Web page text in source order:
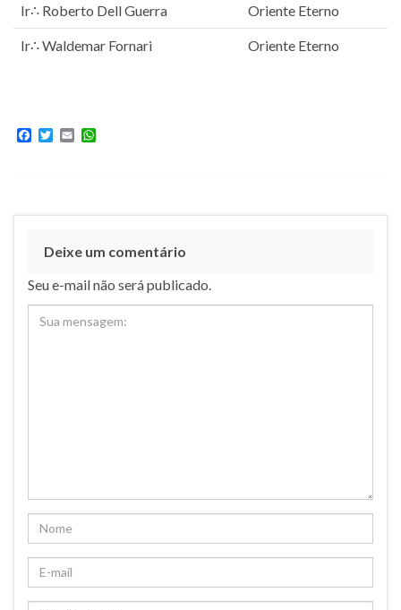
Ir∴ Roberto Dell Guerra Oriente Eterno
Ir∴ Waldemar Fornari Oriente Eterno
F
o
T
r
E
p
Deixe um comentário
Seu e-mail não será publicado.